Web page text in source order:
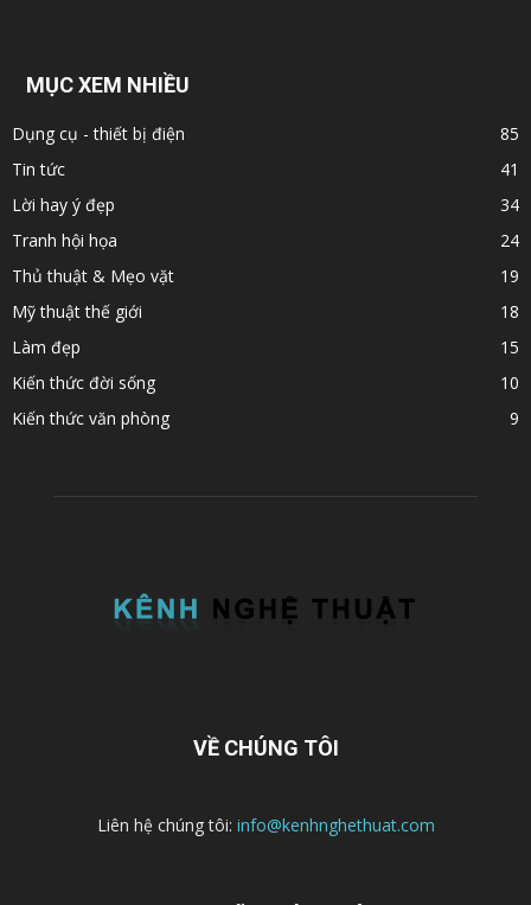
MỤC XEM NHIỀU
Dụng cụ - thiết bị điện
85
Tin tức
41
Lời hay ý đẹp
34
Tranh hội họa
24
Thủ thuật & Mẹo vặt
19
Mỹ thuật thế giới
18
Làm đẹp
15
Kiến thức đời sống
10
Kiến thức văn phòng
9
VỀ CHÚNG TÔI
Liên hệ chúng tôi: info@kenhnghethuat.com